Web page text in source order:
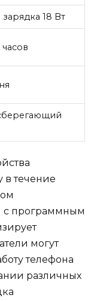
18 Вт
в течение
с программным
могут
телефона
различных